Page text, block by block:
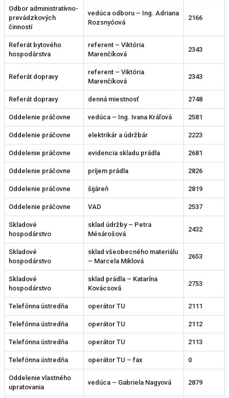
Odbor administratívno-
prevádzkových
činností
vedúca odboru – Ing. Adriana
Rozsnyóová
2166
Referát bytového
hospodárstva
referent – Viktória
Marenčíková
2343
Referát dopravy
referent – Viktória
Marenčíková
2343
Referát dopravy denná miestnosť 2748
Oddelenie práčovne vedúca – Ing. Ivana Kráľová 2581
Oddelenie práčovne elektrikár a údržbár 2223
Oddelenie práčovne evidencia skladu prádla 2681
Oddelenie práčovne príjem prádla 2826
Oddelenie práčovne šijáreň 2819
Oddelenie práčovne VAD 2537
Skladové
hospodárstvo
sklad údržby – Petra
Mésárošová
2432
Skladové
hospodárstvo
sklad všeobecného materiálu
– Marcela Miklová
2653
Skladové
hospodárstvo
sklad prádla – Katarína
Kovácsová
2753
Telefónna ústredňa operátor TU 2111
Telefónna ústredňa operátor TU 2112
Telefónna ústredňa operátor TU 2113
Telefónna ústredňa operátor TU – fax 0
Oddelenie vlastného
upratovania
vedúca – Gabriela Nagyová 2879